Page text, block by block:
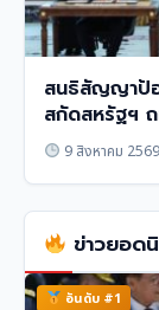
สนธิสัญญาป้อ
สกัดสหรัฐฯ
9 สิงหาคม 2569
ข่าวยอด
อันดับ #1